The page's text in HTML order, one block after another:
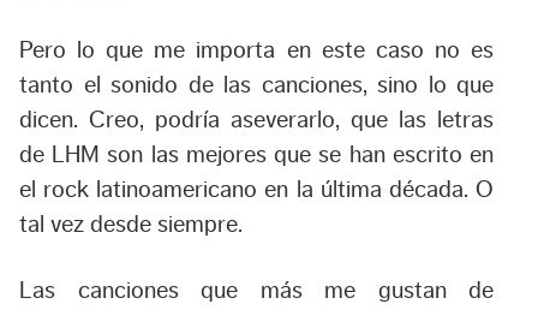
Pero lo que me importa en este caso no es
tanto el sonido de las canciones, sino lo que
dicen. Creo, podría aseverarlo, que las letras
de LHM son las mejores que se han escrito en
el rock latinoamericano en la última década. O
tal vez desde siempre.
Las canciones que más me gustan de